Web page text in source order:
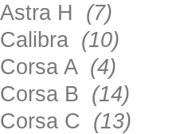
Astra H (7)
Calibra (10)
Corsa A (4)
Corsa B (14)
Corsa C (13)